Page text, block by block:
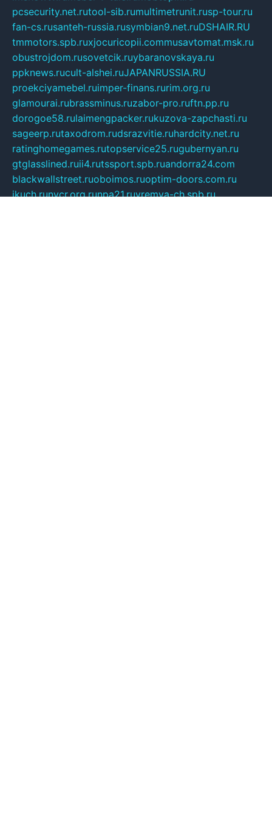
pcsecurity.net.rutool-sib.rumultimetrunit.rusp-tour.ru
fan-cs.rusanteh-russia.rusymbian9.net.ruDSHAIR.RU
tmmotors.spb.ruxjocuricopii.commusavtomat.msk.ru
obustrojdom.rusovetcik.ruybaranovskaya.ru
ppknews.rucult-alshei.ruJAPANRUSSIA.RU
proekciyamebel.ruimper-finans.rurim.org.ru
glamourai.rubrassminus.ruzabor-pro.ruftn.pp.ru
dorogoe58.rulaimengpacker.rukuzova-zapchasti.ru
sageerp.rutaxodrom.rudsrazvitie.ruhardcity.net.ru
ratinghomegames.rutopservice25.rugubernyan.ru
gtglasslined.ruii4.rutssport.spb.ruandorra24.com
blackwallstreet.ruoboimos.ruoptim-doors.com.ru
ikuch.runycr.org.runpa21.ruvremya-ch.spb.ru